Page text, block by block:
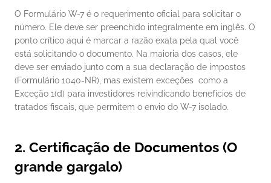
O Formulário W-7 é o requerimento oficial para solicitar o
número. Ele deve ser preenchido integralmente em inglês. O
ponto crítico aqui é marcar a razão exata pela qual você
está solicitando o documento. Na maioria dos casos, ele
deve ser enviado junto com a sua declaração de impostos
(Formulário 1040-NR), mas existem exceções  como a
Exceção 1(d) para investidores reivindicando benefícios de
tratados fiscais, que permitem o envio do W-7 isolado.
2. Certificação de Documentos (O
grande gargalo)